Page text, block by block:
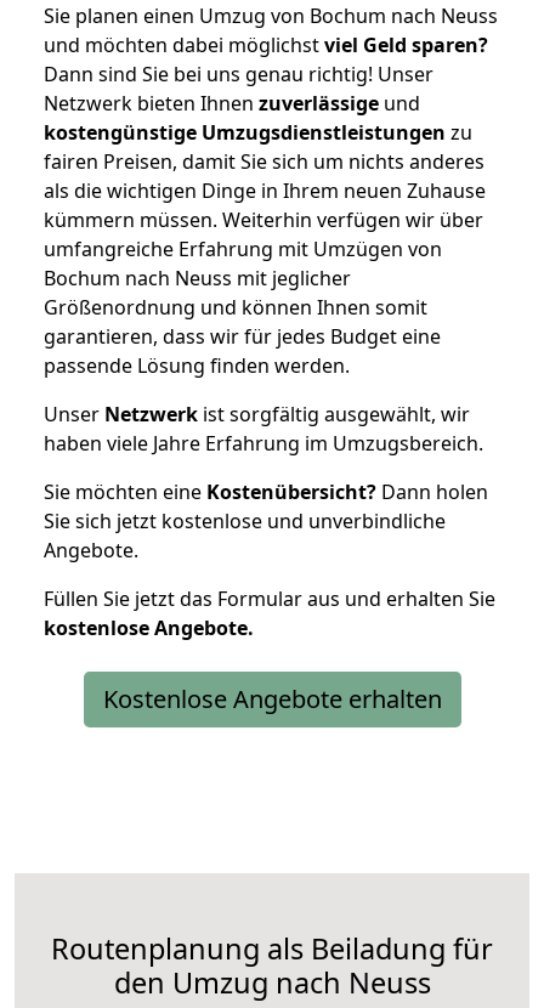
Sie planen einen Umzug von Bochum nach Neuss
und möchten dabei möglichstviel Geld sparen?
Dann sind Sie bei uns genau richtig! Unser
Netzwerk bieten Ihnen zuverlässige und
kostengünstige Umzugsdienstleistungen zu
fairen Preisen, damit Sie sich um nichts anderes
als die wichtigen Dinge in Ihrem neuen Zuhause
kümmern müssen. Weiterhin verfügen wir über
umfangreiche Erfahrung mit Umzügen von
Bochum nach Neuss mit jeglicher
Größenordnung und können Ihnen somit
garantieren, dass wir für jedes Budget eine
passende Lösung finden werden.
Unser Netzwerk ist sorgfältig ausgewählt, wir
haben viele Jahre Erfahrung im Umzugsbereich.
Sie möchten eine Kostenübersicht? Dann holen
Sie sich jetzt kostenlose und unverbindliche
Angebote.
Füllen Sie jetzt das Formular aus und erhalten Sie
kostenloseAngebote.
Kostenlose Angebote erhalten
Routenplanung als Beiladung für
den Umzug nach Neuss